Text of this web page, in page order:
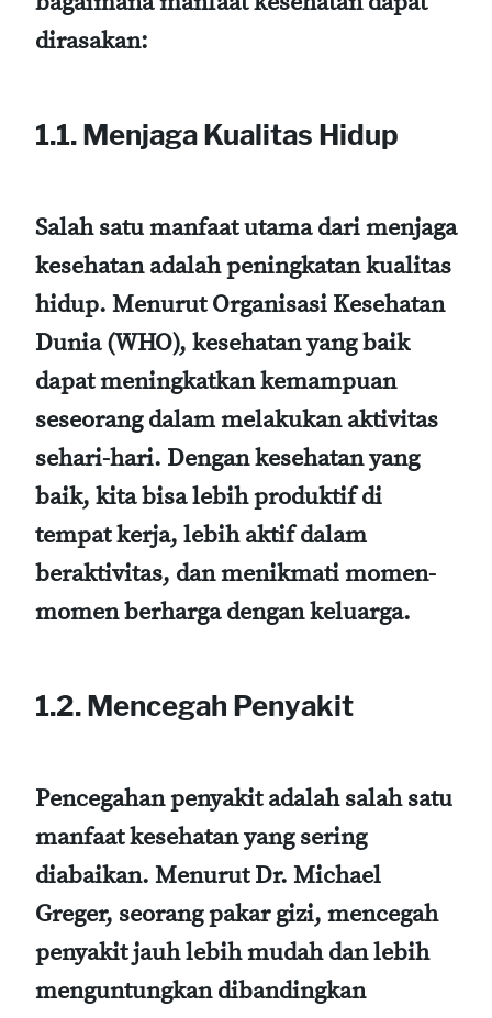
dirasakan:
1.1. Menjaga Kualitas Hidup
Salah satu manfaat utama dari menjaga
kesehatan adalah peningkatan kualitas
hidup. Menurut Organisasi Kesehatan
Dunia (WHO), kesehatan yang baik
dapat meningkatkan kemampuan
seseorang dalam melakukan aktivitas
sehari-hari. Dengan kesehatan yang
baik, kita bisa lebih produktif di
tempat kerja, lebih aktif dalam
beraktivitas, dan menikmati momen-
momen berharga dengan keluarga.
1.2. Mencegah Penyakit
Pencegahan penyakit adalah salah satu
manfaat kesehatan yang sering
diabaikan. Menurut Dr. Michael
Greger, seorang pakar gizi, mencegah
penyakit jauh lebih mudah dan lebih
menguntungkan dibandingkan